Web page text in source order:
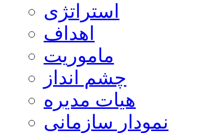
استراتژی
اهداف
ماموریت
چشم انداز
هیات مدیره
نمودار سازمانی